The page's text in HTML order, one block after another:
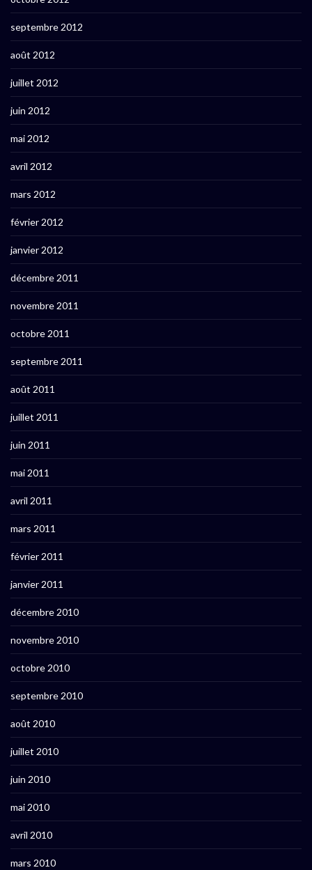
septembre 2012
août 2012
juillet 2012
juin 2012
mai 2012
avril 2012
mars 2012
février 2012
janvier 2012
décembre 2011
novembre 2011
octobre 2011
septembre 2011
août 2011
juillet 2011
juin 2011
mai 2011
avril 2011
mars 2011
février 2011
janvier 2011
décembre 2010
novembre 2010
octobre 2010
septembre 2010
août 2010
juillet 2010
juin 2010
mai 2010
avril 2010
mars 2010